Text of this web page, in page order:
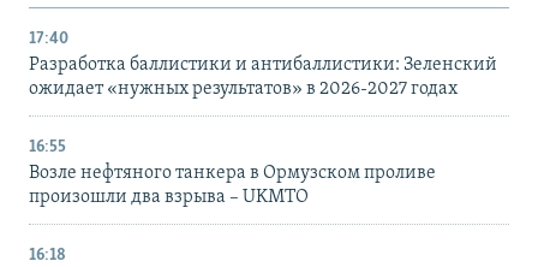
17:40
Разработка баллистики и антибаллистики: Зеленский
ожидает «нужных результатов» в 2026-2027 годах
16:55
Возле нефтяного танкера в Ормузском проливе
произошли два взрыва – UKMTO
16:18